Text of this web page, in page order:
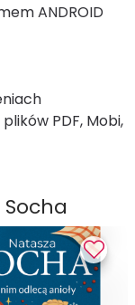
ANDROID
PDF, Mobi,